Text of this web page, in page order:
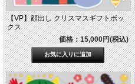
【VP】顔出し クリスマスギフトボッ
クス
価格：15,000円(税込)